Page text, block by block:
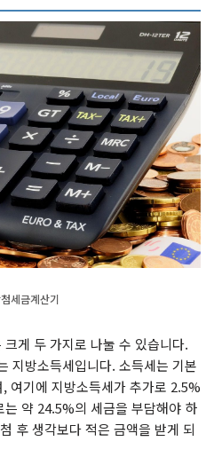
세금계산기
게 두 가지로 나눌 수 있습니다.
지방소득세입니다. 소득세는 기본
여기에 지방소득세가 추가로 2.5%
약 24.5%의 세금을 부담해야 하
후 생각보다 적은 금액을 받게 되